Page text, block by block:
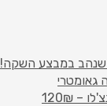
שנהב במבצע השקה!
גאומטרי
– 120₪